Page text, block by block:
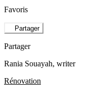
Favoris
Partager
Partager
Rania Souayah, writer
Rénovation